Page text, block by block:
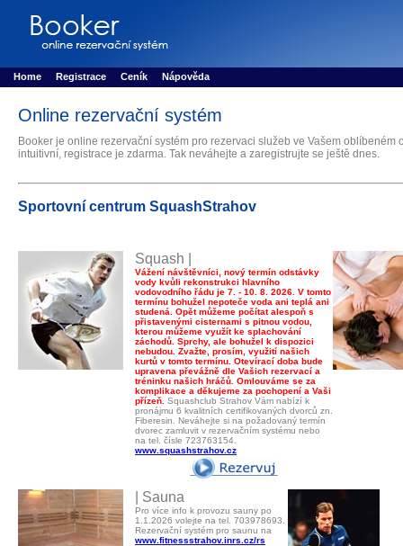
Rezervujse - Port�l pro online rezervace sportu
Home Registrace Ceník Nápověda
Online rezervační systém
Booker je online rezervační systém pro rezervaci služeb ve Vašem oblíbeném
intuitivní, registrace je zdarma. Tak neváhejte a zaregistrujte se ještě dnes.
Sportovní centrum SquashStrahov
Squash |
Vážení návštěvníci, nový termín odstávky
vody kvůli rekonstrukci hlavního
vodovodního řádu je 7. - 10. 8. 2026. V tomto
termínu bohužel nepoteče voda ani teplá ani
studená. Opět můžeme počítat alespoň s
přistavenými cisternami s pitnou vodou,
kterou můžeme využít ke splachování
záchodů. Sprchy, ale bohužel k dispozici
nebudou. Zvažte, prosím, využití našich
kurtů v tomto termínu. Otevírací doba bude
upravena převážně dle Vašich rezervací a
tréninku našich hráčů. Omlouváme se za
komplikace a děkujeme za pochopení a Vaši
přízeň. Squashclub Strahov Vám nabízí k
pronájmu 6 kvalitních certifikovaných dvorců zn.
Fiberesin. Neváhejte si na požadovaný termín
dvorec zamluvit v rezervačním systému nebo
na tel. čísle 723763154.
www.squashstrahov.cz
| Sauna
Pro více info k provozu sauny po
1.1.2026 volejte na tel. 703978693.
Rezervační systém pro saunu na
www.fitnessstrahov.inrs.cz/rs